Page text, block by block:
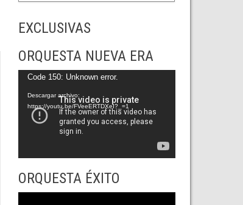
EXCLUSIVAS
ORQUESTA NUEVA ERA
Reproductor
vídeo
Code 150: Unknown error.
Descargar archivo:
https://youtu.be/FVeeERTDXeI?_=1
ORQUESTA ÉXITO